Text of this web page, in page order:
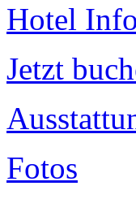
Hotel Info
Jetzt
Fotos